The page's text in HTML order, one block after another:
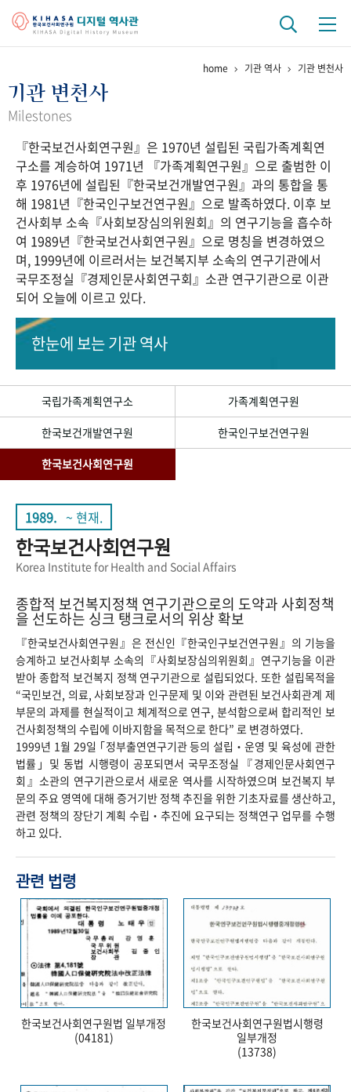
걸어온 길 기관 변천사
연구 역사
정책과 연구 키워드로 보는 연구 역사
연구자들
간행물 변천사
기록물 아카이브
사진 아카이브 문서 기록물 행정박물 영상 기록물
50+1 주년 기념
세계와 함께 한 KIHASA
VR 역사관
home 기관 역사 기관 변천사
기관 변천사
Milestones
『한국보건사회연구원』은 1970년 설립된 국립가족계획연
구소를 계승하여 1971년 『가족계획연구원』으로 출범한 이
후 1976년에 설립된『한국보건개발연구원』과의 통합을 통
해 1981년『한국인구보건연구원』으로 발족하였다. 이후 보
건사회부 소속『사회보장심의위원회』의 연구기능을 흡수하
여 1989년『한국보건사회연구원』으로 명칭을 변경하였으
며, 1999년에 이르러서는 보건복지부 소속의 연구기관에서
국무조정실『경제인문사회연구회』소관 연구기관으로 이관
되어 오늘에 이르고 있다.
한눈에 보는기관 역사
국립가족계획연구소
가족계획연구원
한국보건개발연구원
한국인구보건연구원
한국보건사회연구원
1989. ~ 현재.
한국보건사회연구원
Korea Institute for Health and Social Affairs
종합적 보건복지정책 연구기관으로의 도약과 사회정책
을 선도하는 싱크 탱크로서의 위상 확보
『한국보건사회연구원』은 전신인『한국인구보건연구원』의 기능을
승계하고 보건사회부 소속의『사회보장심의위원회』연구기능을 이관
받아 종합적 보건복지 정책 연구기관으로 설립되었다. 또한 설립목적을
“국민보건, 의료, 사회보장과 인구문제 및 이와 관련된 보건사회관계 제
부문의 과제를 현실적이고 체계적으로 연구, 분석함으로써 합리적인 보
건사회정책의 수립에 이바지함을 목적으로 한다” 로 변경하였다.
1999년 1월 29일 ｢정부출연연구기관 등의 설립‧운영 및 육성에 관한
법률｣ 및 동법 시행령이 공포되면서 국무조정실『경제인문사회연구
회』소관의 연구기관으로서 새로운 역사를 시작하였으며 보건복지 부
문의 주요 영역에 대해 증거기반 정책 추진을 위한 기초자료를 생산하고,
관련 정책의 장단기 계획 수립‧추진에 요구되는 정책연구 업무를 수행
하고 있다.
관련 법령
한국보건사회연구원법 일부개정
(04181)
한국보건사회연구원법시행령
일부개정
(13738)